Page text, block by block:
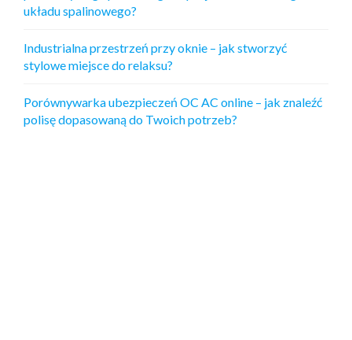
układu spalinowego?
Industrialna przestrzeń przy oknie – jak stworzyć
stylowe miejsce do relaksu?
Porównywarka ubezpieczeń OC AC online – jak znaleźć
polisę dopasowaną do Twoich potrzeb?